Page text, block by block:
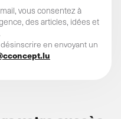
vous consentez à
des articles, idées et
en envoyant un